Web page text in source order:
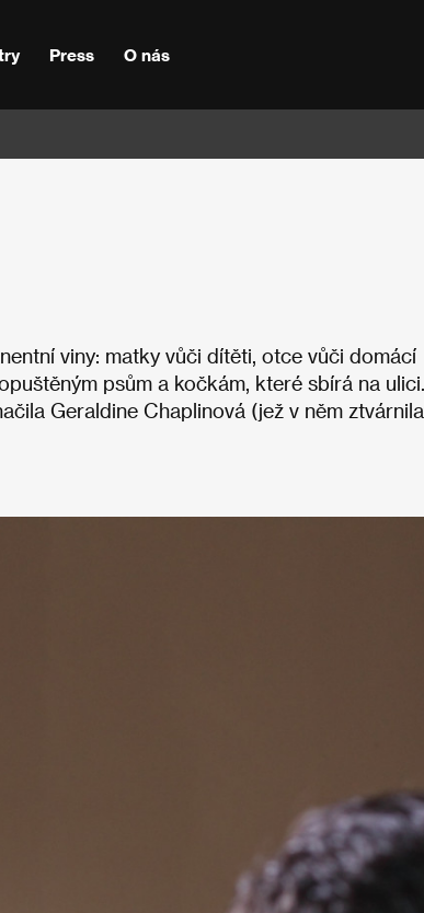
Press O nás
viny: matky vůči dítěti, otce vůči domácí
psům a kočkám, které sbírá na ulici.
Geraldine Chaplinová (jež v něm ztvárnila